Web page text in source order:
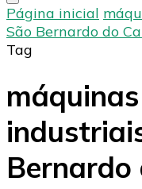
Página inicial
São Bernardo do
Tag
Bernardo